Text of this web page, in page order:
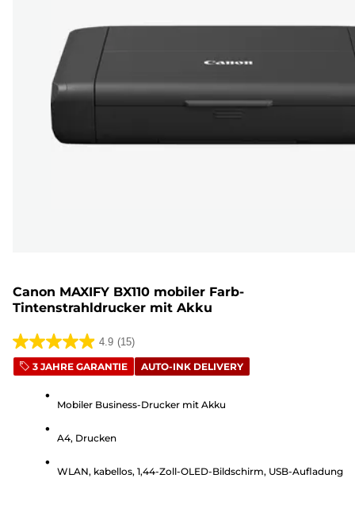
Canon MAXIFY BX110 mobiler Farb-
Tintenstrahldrucker mit Akku
4.9 (15)
4.9
von
Sternen.
Bewertungen
3 JAHRE GARANTIE AUTO-INK DELIVERY
Mobiler Business-Drucker mit Akku
A4, Drucken
WLAN, kabellos, 1,44-Zoll-OLED-Bildschirm, USB-Aufladung